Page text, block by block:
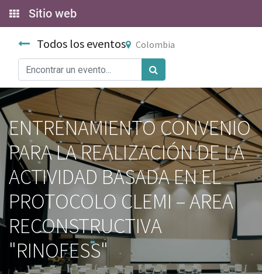
Sitio web
Todos los eventos Colombia
ENTRENAMIENTO CONVENIO
PARA LA REALIZACIÓN DE LA
ACTIVIDAD BASADA EN EL
PROTOCOLO CLEMI – AREA
RECONSTRUCTIVA
"RINOFESS"